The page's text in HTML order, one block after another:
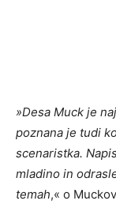
»Desa Muck je
poznana je tudi
scenaristka.
mladino in
temah,« o